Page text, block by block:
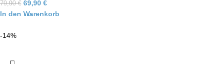
79,90€ 69,90 €
In den Warenkorb
-14%